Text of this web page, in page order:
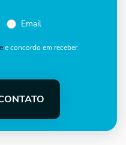
Email
e concordo em receber